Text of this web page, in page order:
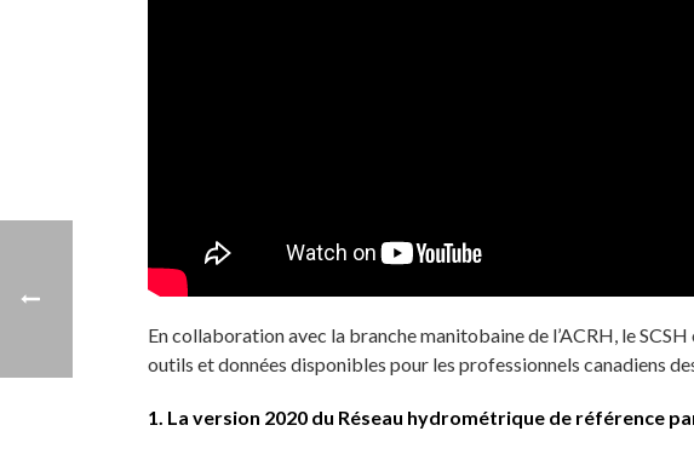
En collaboration avec la branche manitobaine de l’ACRH, le
outils et données disponibles pour les professionnels canadiens
1. La version 2020 du Réseau hydrométrique de référence